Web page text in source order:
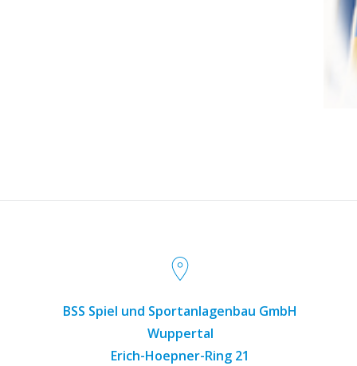
BSS Spiel und Sportanlagenbau GmbH
Wuppertal
Erich-Hoepner-Ring 21